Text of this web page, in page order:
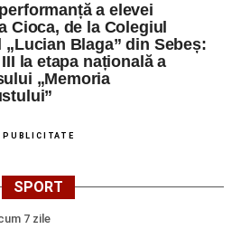
a elevei
Cioca, de la Colegiul
„Lucian Blaga” din Sebeș:
la etapa națională a
„Memoria
PUBLICITATE
SPORT
7 zile